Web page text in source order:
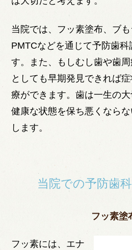
当院では、フッ素塗布、ブも
PMTCなどを通じて予防歯科
す。また、もしむし歯や歯
としても早期発見できれば
療ができます。歯は一生の大
健康な状態を保ち悪くなら
します。
当院での予防歯
フッ素塗
フッ素には、エナ